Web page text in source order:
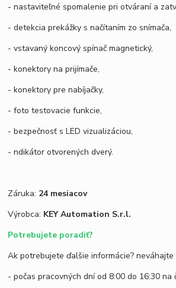
- nastaviteľné spomalenie pri otváraní a
- detekcia prekážky s načítaním zo snímača,
- vstavaný koncový spínač magnetický,
- konektory na prijímače,
- konektory pre nabíjačky,
- foto testovacie funkcie,
- bezpečnosť s LED vizualizáciou,
- ndikátor otvorených dverý.
Záruka: 24 mesiacov
Výrobca: KEY Automation S.r.l.
Potrebujete poradiť?
Ak potrebujete ďalšie informácie?
- počas pracovných dní od 8:00 do 16:30 na